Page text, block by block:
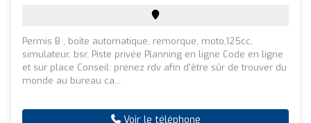
Permis B , boîte automatique, remorque, moto,125cc,
simulateur, bsr. Piste privée Planning en ligne Code en ligne
et sur place Conseil: prenez rdv afin d'être sûr de trouver du
monde au bureau ca...
Voir le téléphone